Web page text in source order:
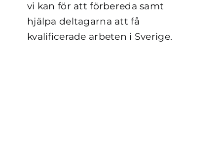
vi kan för att förbereda samt
hjälpa deltagarna att få
kvalificerade arbeten i Sverige.